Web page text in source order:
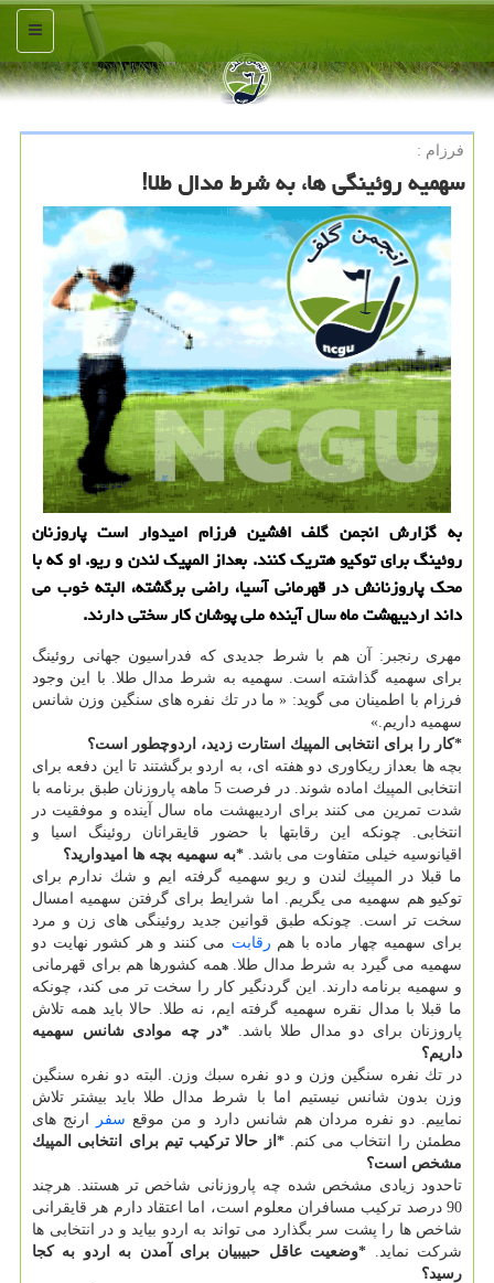
منو
فرزام :
سهمیه روئینگی ها، به شرط مدال طلا!
به گزارش انجمن گلف افشین فرزام امیدوار است پاروزنان
روئینگ برای توكیو هتریك كنند. بعداز المپیك لندن و ریو. او كه با
محك پاروزنانش در قهرمانی آسیا، راضی برگشته، البته خوب می
داند اردیبهشت ماه سال آینده ملی پوشان كار سختی دارند.
مهری رنجبر: آن هم با شرط جدیدی كه فدراسیون جهانی روئینگ
برای سهمیه گذاشته است. سهمیه به شرط مدال طلا. با این وجود
فرزام با اطمینان می گوید: « ما در تك نفره های سنگین وزن شانس
سهمیه داریم.»
*كار را برای انتخابی المپیك استارت زدید، اردوچطور است؟
بچه ها بعداز ریكاوری دو هفته ای، به اردو برگشتند تا این دفعه برای
انتخابی المپیك اماده شوند. در فرصت 5 ماهه پاروزنان طبق برنامه با
شدت تمرین می كنند برای اردیبهشت ماه سال آینده و موفقیت در
انتخابی. چونكه این رقابتها با حضور قایقرانان روئینگ اسیا و
اقیانوسیه خیلی متفاوت می باشد. *به سهمیه بچه ها امیدوارید؟
ما قبلا در المپیك لندن و ریو سهمیه گرفته ایم و شك ندارم برای
توكیو هم سهمیه می یگریم. اما شرایط برای گرفتن سهمیه امسال
سخت تر است. چونكه طبق قوانین جدید روئینگی های زن و مرد
برای سهمیه چهار ماده با هم رقابت می كنند و هر كشور نهایت دو
سهمیه می گیرد به شرط مدال طلا. همه كشورها هم برای قهرمانی
و سهمیه برنامه دارند. این گردنگیر كار را سخت تر می كند، چونكه
ما قبلا با مدال نقره سهمیه گرفته ایم، نه طلا. حالا باید همه تلاش
پاروزنان برای دو مدال طلا باشد. *در چه موادی شانس سهمیه
داریم؟
در تك نفره سنگین وزن و دو نفره سبك وزن. البته دو نفره سنگین
وزن بدون شانس نیستیم اما با شرط مدال طلا باید بیشتر تلاش
نماییم. دو نفره مردان هم شانس دارد و من موقع سفر
ارنج های
مطمئن را انتخاب می كنم.*از حالا تركیب تیم برای انتخابی المپیك
مشخص است؟
تاحدود زیادی مشخص شده چه پاروزنانی شاخص تر هستند. هرچند
90 درصد تركیب مسافران معلوم است، اما اعتقاد دارم هر قایقرانی
شاخص ها را پشت سر بگذارد می تواند به اردو بیاید و در انتخابی ها
شركت نماید. *وضعیت عاقل حبیبیان برای آمدن به اردو به كجا
رسید؟